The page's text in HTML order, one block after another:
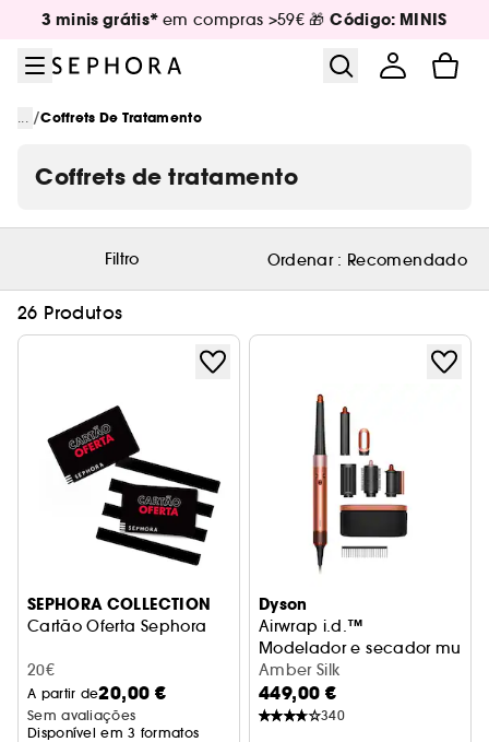
Ir para o menu
Ir para o conteúdo principal
Ir para o rodapé
3 minis grátis* em compras >59€ 🎁Código: MINIS
... /Coffrets De Tratamento
Coffrets de tratamento
Filtro Ordenar : Recomendado
26 Produtos
SEPHORA COLLECTION
Cartão Oferta Sephora
20€
A partir de20,00 €
Sem avaliações
Disponível em 3 formatos
Dyson
Airwrap i.d.™
Modelador e secador
Amber Silk
449,00 €
340